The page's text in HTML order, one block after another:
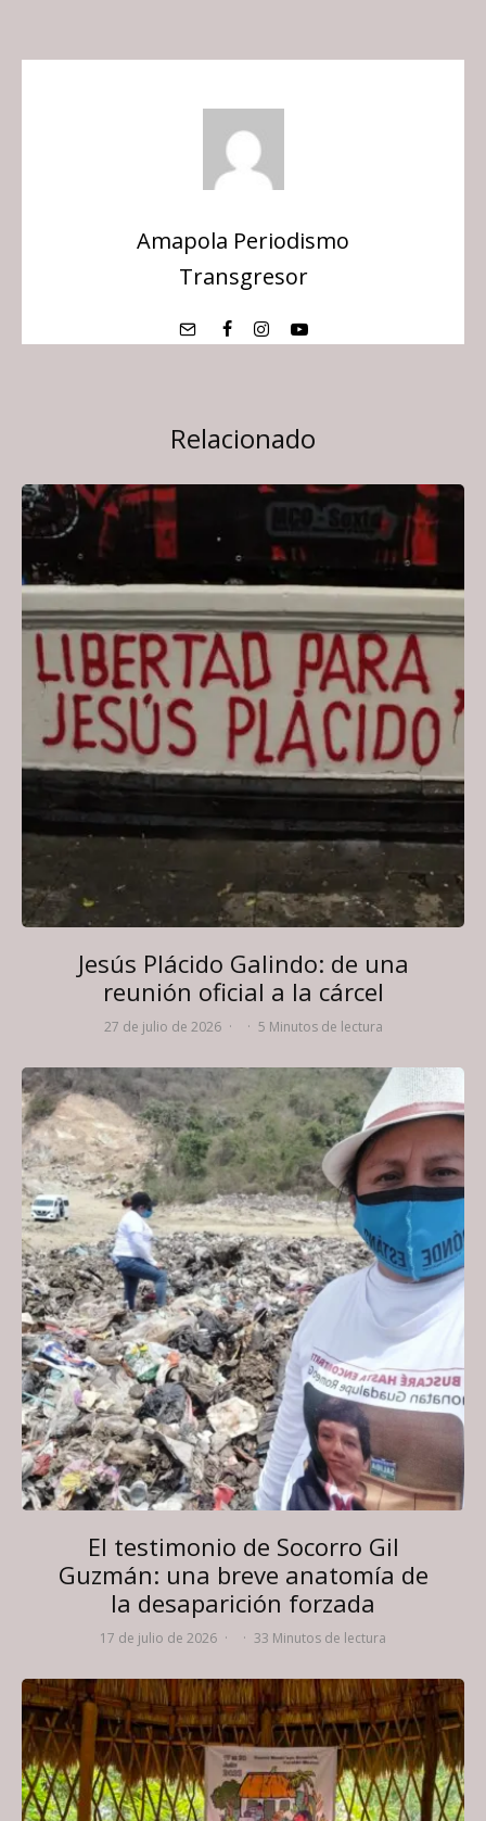
Amapola Periodismo
Transgresor
Relacionado
Jesús Plácido Galindo: de una
reunión oficial a la cárcel
27 de julio de 2026 · · 5 Minutos de lectura
El testimonio de Socorro Gil
Guzmán: una breve anatomía de
la desaparición forzada
17 de julio de 2026 · · 33 Minutos de lectura